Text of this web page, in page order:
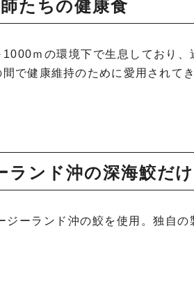
たちの健康食
ｍの環境下で生息しており
で健康維持のために愛用されてき
ランド沖の深海鮫だ
ーランド沖の鮫を使用。独自